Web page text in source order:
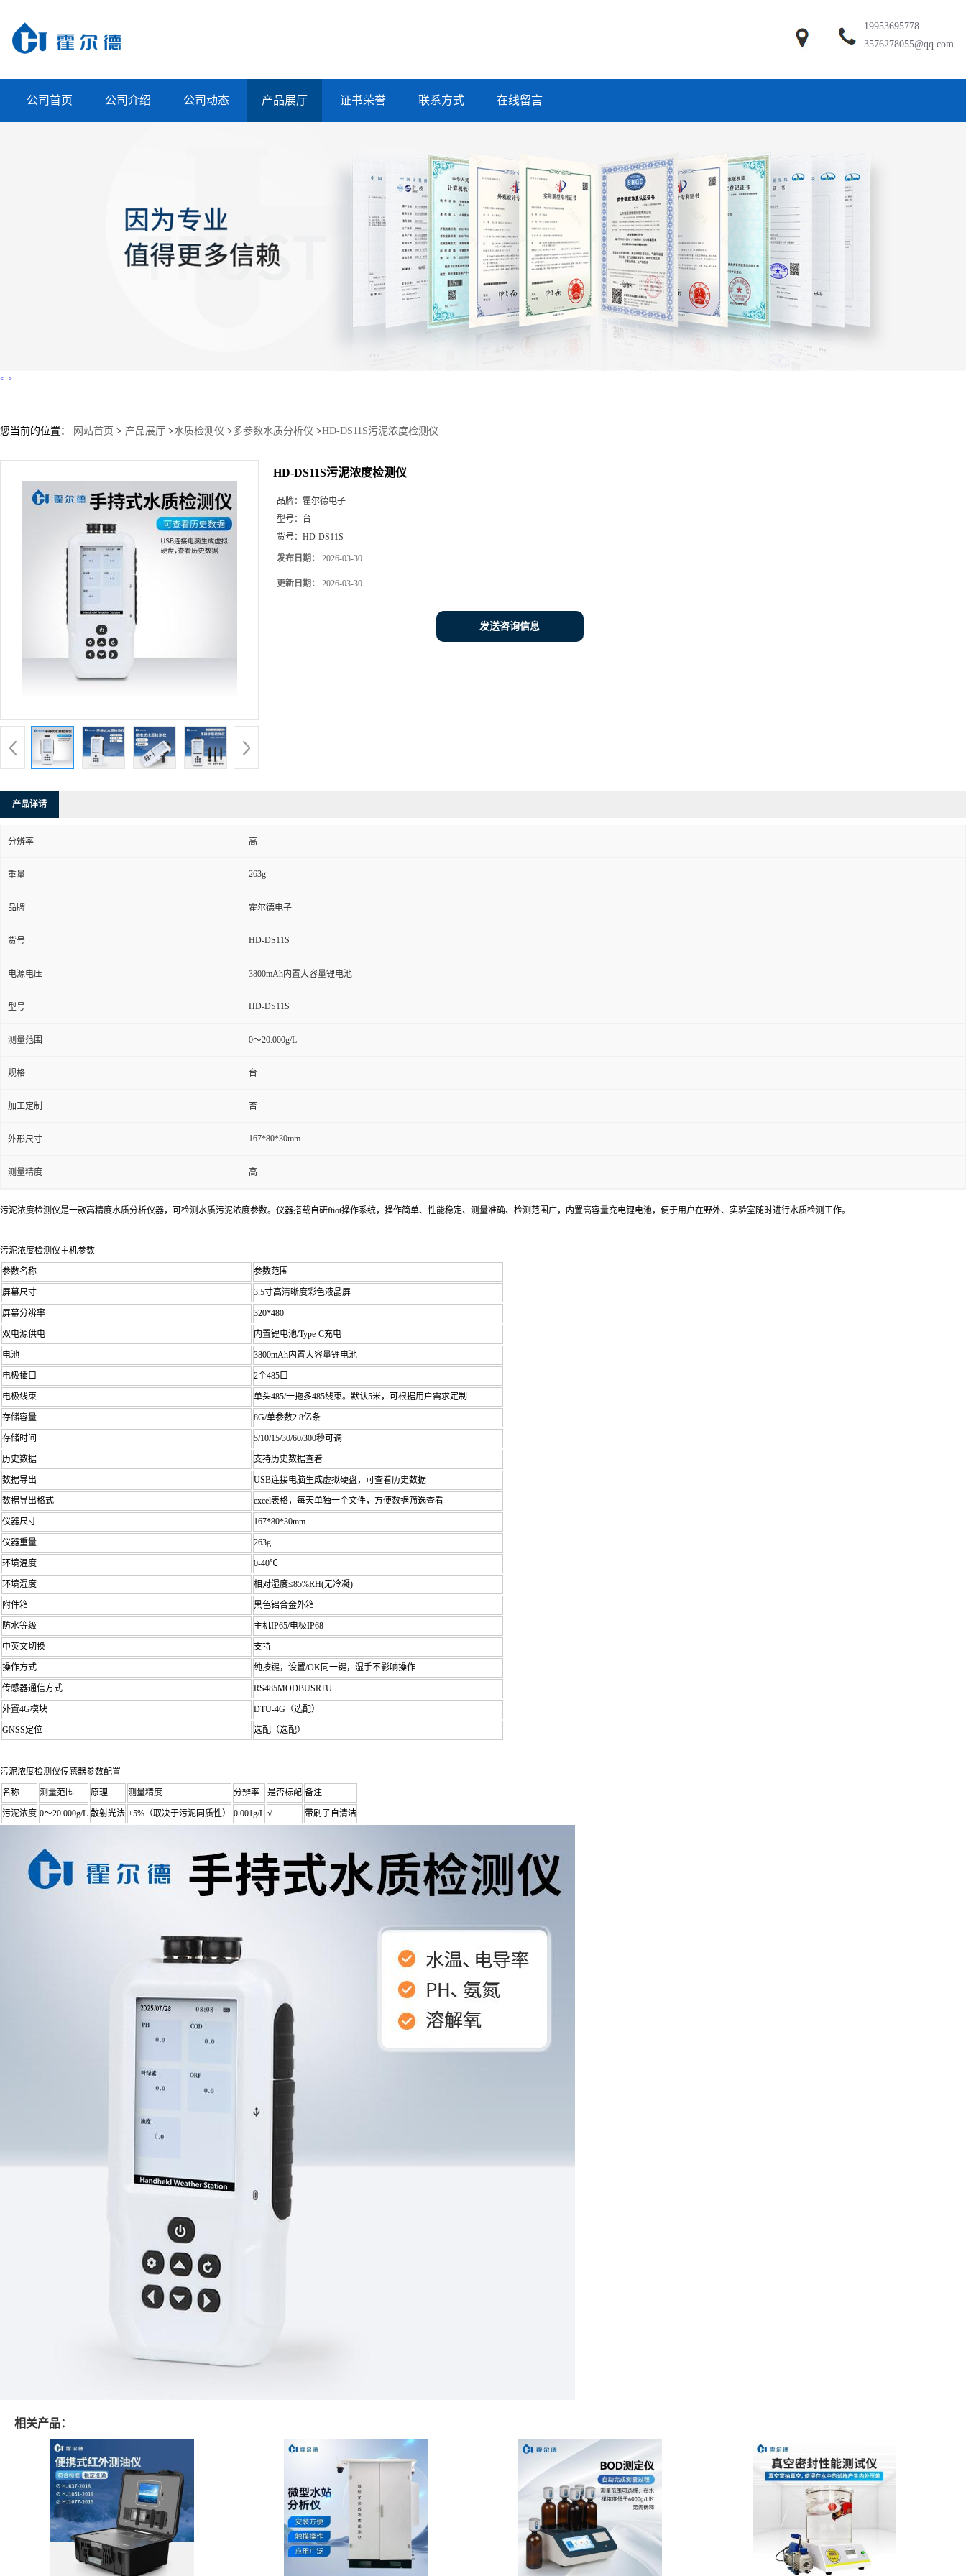
19953695778
3576278055@qq.com
公司首页 公司介绍 公司动态 产品展厅 证书荣誉 联系方式 在线留言
< >
您当前的位置： 网站首页 > 产品展厅 >水质检测仪 >多参数水质分析仪 >HD-DS11S污泥浓度检测仪
HD-DS11S污泥浓度检测仪
品牌： 霍尔德电子
型号： 台
货号： HD-DS11S
发布日期： 2026-03-30
更新日期： 2026-03-30
发送咨询信息
产品详请
分辨率 高
重量 263g
品牌 霍尔德电子
货号 HD-DS11S
电源电压 3800mAh内置大容量锂电池
型号 HD-DS11S
测量范围 0～20.000g/L
规格 台
加工定制 否
外形尺寸 167*80*30mm
测量精度 高
污泥浓度检测仪是一款高精度水质分析仪器，可检测水质污泥浓度参数。仪器搭载自研ftiot操作系统，操作简单、性能稳定、测量准确、检测范围广，内置高容量充电锂电池，便于用户在野外、实验室随时进行水质检测工作。
污泥浓度检测仪主机参数
参数名称 参数范围
屏幕尺寸 3.5寸高清晰度彩色液晶屏
屏幕分辨率 320*480
双电源供电 内置锂电池/Type-C充电
电池 3800mAh内置大容量锂电池
电极插口 2个485口
电极线束 单头485/一拖多485线束。默认5米，可根据用户需求定制
存储容量 8G/单参数2.8亿条
存储时间 5/10/15/30/60/300秒可调
历史数据 支持历史数据查看
数据导出 USB连接电脑生成虚拟硬盘，可查看历史数据
数据导出格式 excel表格，每天单独一个文件，方便数据筛选查看
仪器尺寸 167*80*30mm
仪器重量 263g
环境温度 0-40℃
环境湿度 相对湿度≤85%RH(无冷凝)
附件箱 黑色铝合金外箱
防水等级 主机IP65/电极IP68
中英文切换 支持
操作方式 纯按键，设置/OK同一键，湿手不影响操作
传感器通信方式 RS485MODBUSRTU
外置4G模块 DTU-4G（选配）
GNSS定位 选配（选配）
污泥浓度检测仪传感器参数配置
名称 测量范围 原理 测量精度 分辨率 是否标配 备注
污泥浓度 0～20.000g/L 散射光法 ±5%（取决于污泥同质性） 0.001g/L √ 带刷子自清洁
相关产品：